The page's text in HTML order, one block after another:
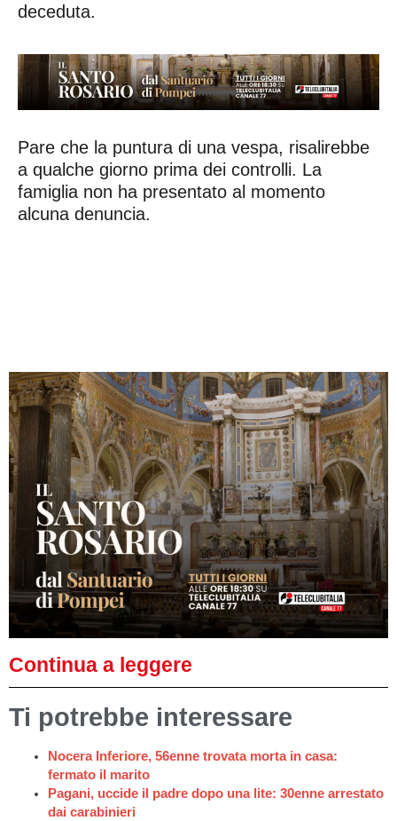
deceduta.
Pare che la puntura di una vespa, risalirebbe
a qualche giorno prima dei controlli. La
famiglia non ha presentato al momento
alcuna denuncia.
Continua a leggere
Ti potrebbe interessare
Nocera Inferiore, 56enne trovata morta in casa:
fermato il marito
Pagani, uccide il padre dopo una lite: 30enne arrestato
dai carabinieri